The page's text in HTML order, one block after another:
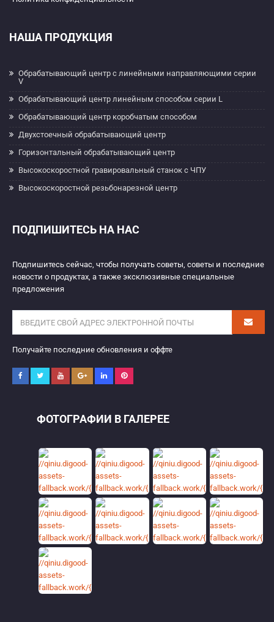
НАША ПРОДУКЦИЯ
Обрабатывающий центр с линейными направляющими серии
V
Обрабатывающий центр линейным способом серии L
Обрабатывающий центр коробчатым способом
Двухстоечный обрабатывающий центр
Горизонтальный обрабатывающий центр
Высокоскоростной гравировальный станок с ЧПУ
Высокоскоростной резьбонарезной центр
ПОДПИШИТЕСЬ НА НАС
Подпишитесь сейчас, чтобы получать советы, советы и последние
новости о продуктах, а также эксклюзивные специальные
предложения
Получайте последние обновления и оффте
ФОТОГРАФИИ В ГАЛЕРЕЕ